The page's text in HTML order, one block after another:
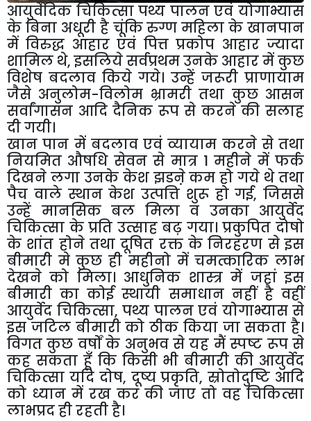
आयुर्वेदिक चिकित्सा पथ्य पालन एवं योगाभ्यास
के बिना अधूरी है चूंकि रुग्ण महिला के खानपान
में विरुद्ध आहार एवं पित्त प्रकोप आहार ज्यादा
शामिल थे, इसलिये सर्वप्रथम उनके आहार में कुछ
विशेष बदलाव किये गये। उन्हें जरूरी प्राणायाम
जैसे अनुलोम-विलोम भ्रामरी तथा कुछ आसन
सर्वांगासन आदि दैनिक रूप से करने की सलाह
दी गयी।
खान पान में बदलाव एवं व्यायाम करने से तथा
नियमित औषधि सेवन से मात्र 1 महीने में फर्क
दिखने लगा उनके केश झडऩे कम हो गये थे तथा
पैच वाले स्थान केश उत्पत्ति शुरू हो गई, जिससे
उन्हें मानसिक बल मिला व उनका आयुर्वेद
चिकित्सा के प्रति उत्साह बढ़ गया। प्रकुपित दोषो
के शांत होने तथा दूषित रक्त के निरहरण से इस
बीमारी मे कुछ ही महीनो में चमत्कारिक लाभ
देखने को मिला। आधुनिक शास्त्र में जहां इस
बीमारी का कोई स्थायी समाधान नहीं है वहीं
आयुर्वेद चिकित्सा, पथ्य पालन एवं योगाभ्यास से
इस जटिल बीमारी को ठीक किया जा सकता है।
विगत कुछ वर्षों के अनुभव से यह मैं स्पष्ट रूप से
कह सकता हूँ कि किसी भी बीमारी की आयुर्वेद
चिकित्सा यदि दोष, दूष्य प्रकृति, स्रोतोदुष्टि आदि
को ध्यान में रख कर की जाए तो वह चिकित्सा
लाभप्रद ही रहती है।